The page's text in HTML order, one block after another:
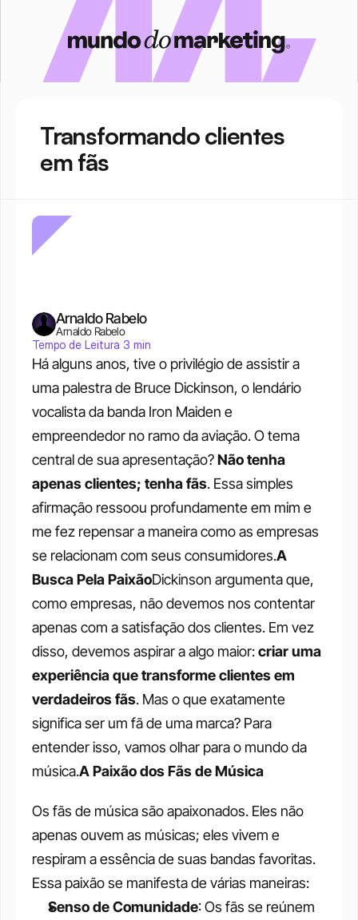
Transformando clientes
em fãs
Há alguns anos, tive o privilégio de assistir a
uma palestra de Bruce Dickinson, o lendário
vocalista da banda Iron Maiden e
empreendedor no ramo da aviação. O tema
central de sua apresentação? Não tenha
apenas clientes; tenha fãs. Essa simples
afirmação ressoou profundamente em mim e
me fez repensar a maneira como as empresas
se relacionam com seus consumidores.A
Busca Pela PaixãoDickinson argumenta que,
como empresas, não devemos nos contentar
apenas com a satisfação dos clientes. Em vez
disso, devemos aspirar a algo maior: criar uma
experiência que transforme clientes em
verdadeiros fãs. Mas o que exatamente
significa ser um fã de uma marca? Para
entender isso, vamos olhar para o mundo da
música.A Paixão dos Fãs de Música
Os fãs de música são apaixonados. Eles não
apenas ouvem as músicas; eles vivem e
respiram a essência de suas bandas favoritas.
Essa paixão se manifesta de várias maneiras:
Senso de Comunidade: Os fãs se reúnem
Arnaldo Rabelo
Arnaldo Rabelo
Tempo de Leitura 3 min